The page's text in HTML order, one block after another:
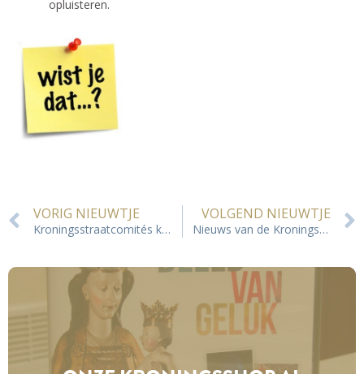
opluisteren.
VORIG NIEUWTJE
Kroningsstraatcomités komen in actie
VOLGEND NIEUWTJE
Nieuws van de Kroningsvoorbereidingen. Wist je dat